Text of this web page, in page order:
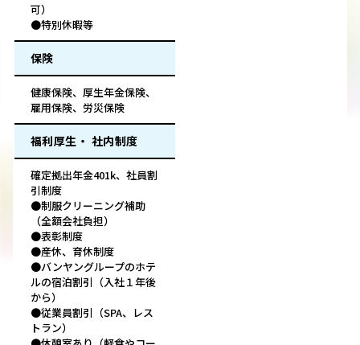
可）
●特別休暇等
保険
健康保険、厚生年金保険、
雇用保険、労災保険
福利厚生・ 社内制度
確定拠出年金401k、社員割
引制度
●制服クリーニング補助
（全額会社負担）
●表彰制度
●産休、育休制度
●バンヤングループのホテ
ルの宿泊割引（入社１年後
から）
●従業員割引（SPA、レス
トラン）